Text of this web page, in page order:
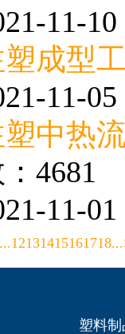
11-
成型
11-
中热
4681
11-
...12131415161718...
塑料制